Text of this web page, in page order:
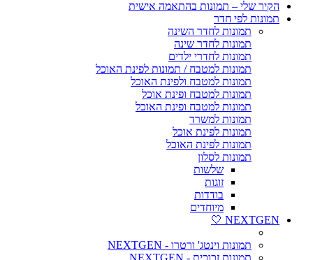
הקיר שלי – תמונות בהתאמה אישית
תמונות לפי חדר
תמונות לחדר השינה
תמונות לחדר שינה
תמונות לחדרי ילדים
תמונות למטבח / תמונות לפינת האוכל
תמונות למטבח ולפינת האוכל
תמונות למטבח ופינת אוכל
תמונות למטבח ופינת האוכל
תמונות למשרד
תמונות לפינת אוכל
תמונות לפינת האוכל
תמונות לסלון
שלשות
זוגות
בודדות
מיוחדים
NEXTGEN 🤍
תמונות וינטג' ורטרו - NEXTGEN
תמונות זכוכית - NEXTGEN